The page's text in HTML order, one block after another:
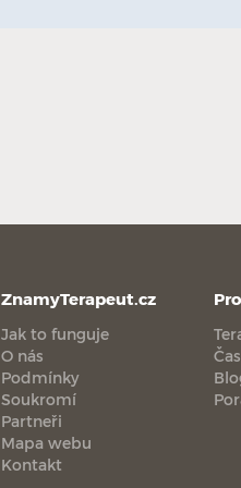
ZnamyTerapeut.cz
Jak to funguje
O nás
Podmínky
Soukromí
Partneři
Mapa webu
Kontakt